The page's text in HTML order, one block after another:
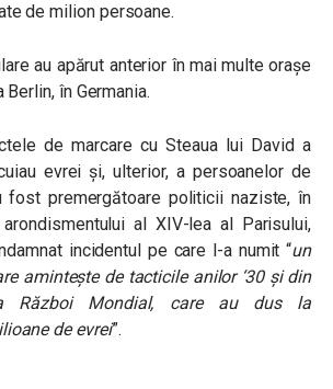
de milion persoane.
au apărut anterior în mai multe orașe
în Germania.
de marcare cu Steaua lui David a
evrei și, ulterior, a persoanelor de
fost premergătoare politicii naziste, în
arondismentului al XIV-lea al Parisului,
incidentul pe care l-a numit “un
amintește de tacticile anilor ‘30 și din
Război Mondial, care au dus la
de evrei”.